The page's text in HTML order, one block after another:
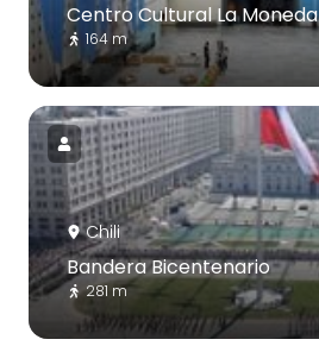
Centro Cultural La Moneda
164 m
Chili
Bandera Bicentenario
281 m